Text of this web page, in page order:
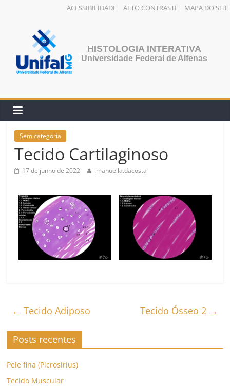
ACESSIBILIDADE ALTO CONTRASTE MAPA DO SITE
conteúdo
HISTOLOGIA INTERATIVA
Universidade Federal de Alfenas
Sem categoria
Tecido Cartilaginoso
17 de junho de 2022 manuella.dacosta
← Tecido Adiposo Tecido Ósseo 2 →
Posts recentes
Pele fina (Picrosirius)
Tecido Muscular